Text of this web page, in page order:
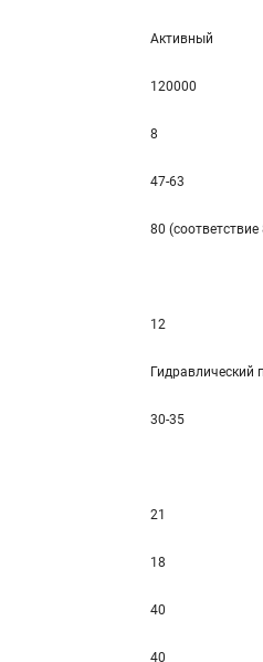
Активный
120000
8
47-63
80
12
Гидравлический
30-35
21
18
40
40